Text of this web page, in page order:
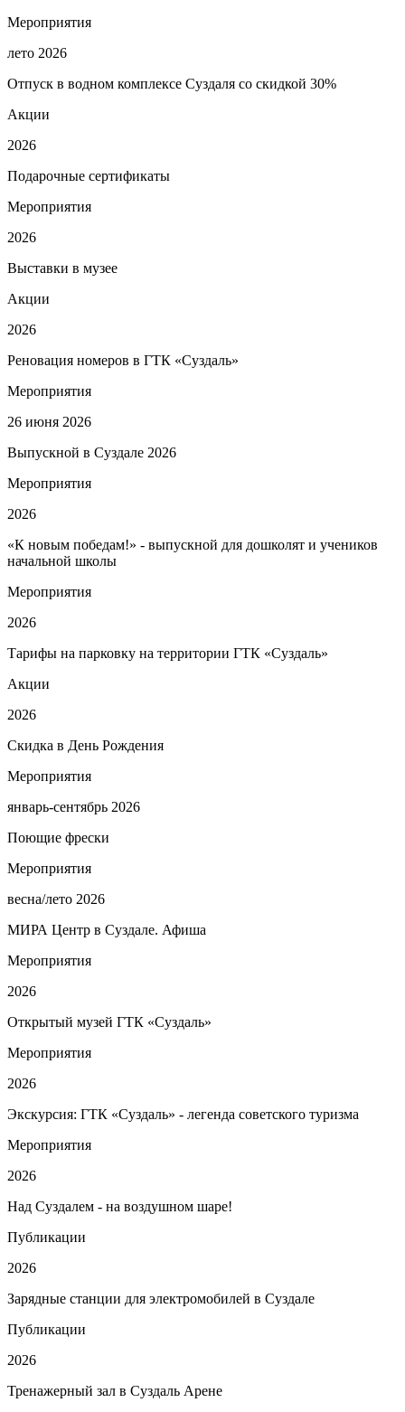
Мероприятия
лето 2026
Отпуск в водном комплексе Суздаля со скидкой 30%
Акции
2026
Подарочные сертификаты
Мероприятия
2026
Выставки в музее
Акции
2026
Реновация номеров в ГТК «Суздаль»
Мероприятия
26 июня 2026
Выпускной в Суздале 2026
Мероприятия
2026
«К новым победам!» - выпускной для дошколят и учеников
начальной школы
Мероприятия
2026
Тарифы на парковку на территории ГТК «Суздаль»
Акции
2026
Скидка в День Рождения
Мероприятия
январь-сентябрь 2026
Поющие фрески
Мероприятия
весна/лето 2026
МИРА Центр в Суздале. Афиша
Мероприятия
2026
Открытый музей ГТК «Суздаль»
Мероприятия
2026
Экскурсия: ГТК «Суздаль» - легенда советского туризма
Мероприятия
2026
Над Суздалем - на воздушном шаре!
Публикации
2026
Зарядные станции для электромобилей в Суздале
Публикации
2026
Тренажерный зал в Суздаль Арене